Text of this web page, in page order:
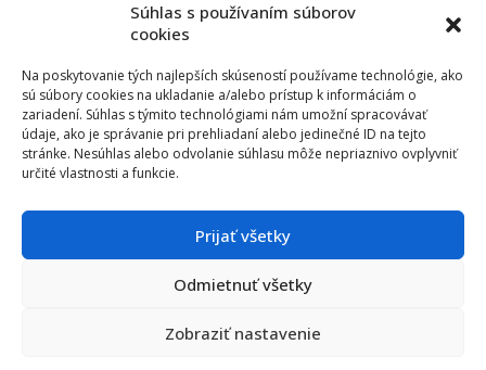
Súhlas s používaním súborov
cookies
Na poskytovanie tých najlepších skúseností používame technológie, ako
sú súbory cookies na ukladanie a/alebo prístup k informáciám o
zariadení. Súhlas s týmito technológiami nám umožní spracovávať
údaje, ako je správanie pri prehliadaní alebo jedinečné ID na tejto
stránke. Nesúhlas alebo odvolanie súhlasu môže nepriaznivo ovplyvniť
určité vlastnosti a funkcie.
Prijať všetky
Odmietnuť všetky
Zobraziť nastavenie
FEVA Slovakia SK s.r.o.
831 04 Bratislava
IČO: 50922688
DIČ: 2120539388
IČ DPH: SK2120539388
Po – Pia: 8:00 – 16:30